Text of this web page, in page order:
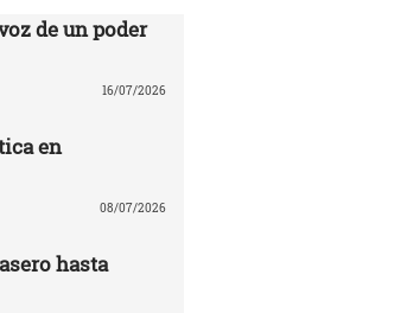
de un poder
16/07/2026
en
08/07/2026
hasta